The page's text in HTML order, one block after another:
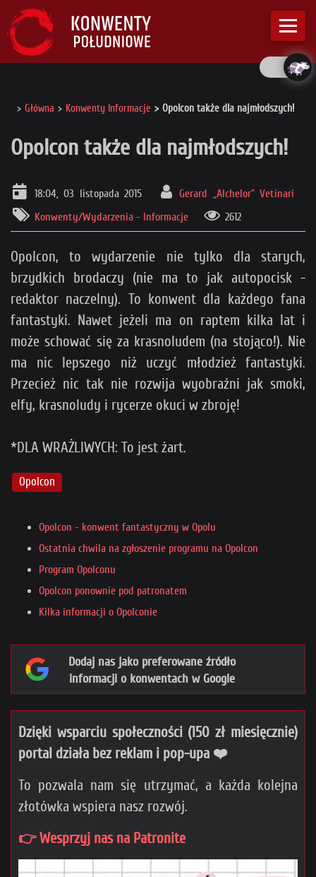
Główna Konwenty Informacje Opolcon także dla najmłodszych!
Opolcon także dla najmłodszych!
18:04, 03 listopada 2015
Gerard „Alchelor” Vetinari
Konwenty/Wydarzenia - Informacje
2612
Opolcon, to wydarzenie nie tylko dla starych,
brzydkich brodaczy (nie ma to jak autopocisk -
redaktor naczelny). To konwent dla każdego fana
fantastyki. Nawet jeżeli ma on raptem kilka lat i
może schować się za krasnoludem (na stojąco!). Nie
ma nic lepszego niż uczyć młodzież fantastyki.
Przecież nic tak nie rozwija wyobraźni jak smoki,
elfy, krasnoludy i rycerze okuci w zbroję!
*DLA WRAŻLIWYCH: To jest żart.
Opolcon
Opolcon - konwent fantastyczny w Opolu
Ostatnia chwila na zgłoszenie programu na Opolcon
Program Opolconu
Opolcon ponownie pod patronatem
Kilka informacji o Opolconie
Dodaj nas jako preferowane źródło
informacji o konwentach w Google
Dzięki wsparciu społeczności (150 zł miesięcznie)
portal działa bez reklam i pop-upa ❤️
To pozwala nam się utrzymać, a każda kolejna
złotówka wspiera nasz rozwój.
👉 Wesprzyj nas na Patronite